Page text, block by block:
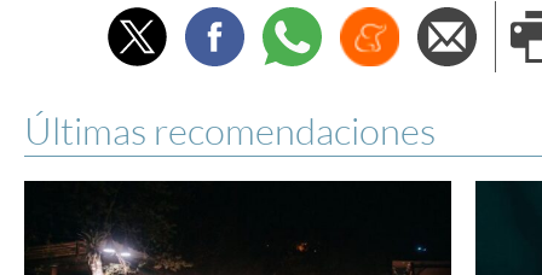
TwitterFacebookWhatsappMenéame
Últimas recomendaciones